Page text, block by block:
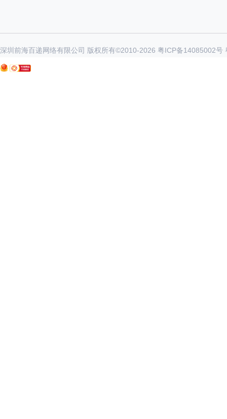
深圳前海百递网络有限公司 版权所有©2010-2026 粤ICP备14085002号